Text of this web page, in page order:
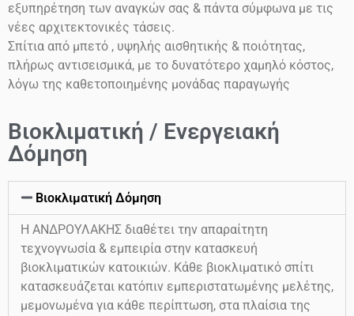
εξυπηρέτηση των αναγκών σας & πάντα σύμφωνα με τις
νέες αρχιτεκτονικές τάσεις.
Σπίτια από μπετό , υψηλής αισθητικής & ποιότητας,
πλήρως αντισεισμικά, με το δυνατότερο χαμηλό κόστος,
λόγω της καθετοποιημένης μονάδας παραγωγής
Βιοκλιματική / Ενεργειακή
Δόμηση
Βιοκλιματική Δόμηση
Η ΑΝΔΡΟΥΛΑΚΗΣ διαθέτει την απαραίτητη
τεχνογνωσία & εμπειρία στην κατασκευή
βιοκλιματικών κατοικιών. Κάθε βιοκλιματικό σπίτι
κατασκευάζεται κατόπιν εμπεριστατωμένης μελέτης,
μεμονωμένα για κάθε περίπτωση, στα πλαίσια της